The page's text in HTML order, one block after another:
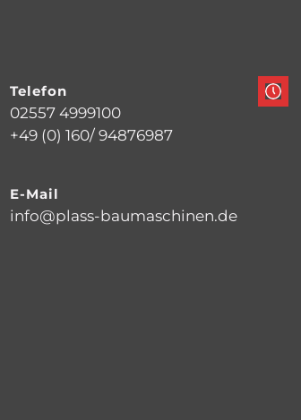
Telefon
02557 4999100
+49 (0) 160/ 94876987
E-Mail
info@plass-baumaschinen.de